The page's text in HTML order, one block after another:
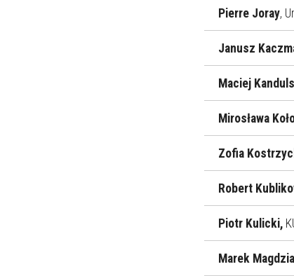
Pierre Joray,
Janusz
Maciej
Mirosława
Zofia
Robert
Piotr Kulicki,
Marek